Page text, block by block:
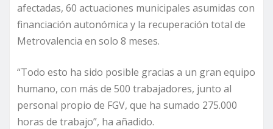
afectadas, 60 actuaciones municipales asumidas con
financiación autonómica y la recuperación total de
Metrovalencia en solo 8 meses.
“Todo esto ha sido posible gracias a un gran equipo
humano, con más de 500 trabajadores, junto al
personal propio de FGV, que ha sumado 275.000
horas de trabajo”, ha añadido.